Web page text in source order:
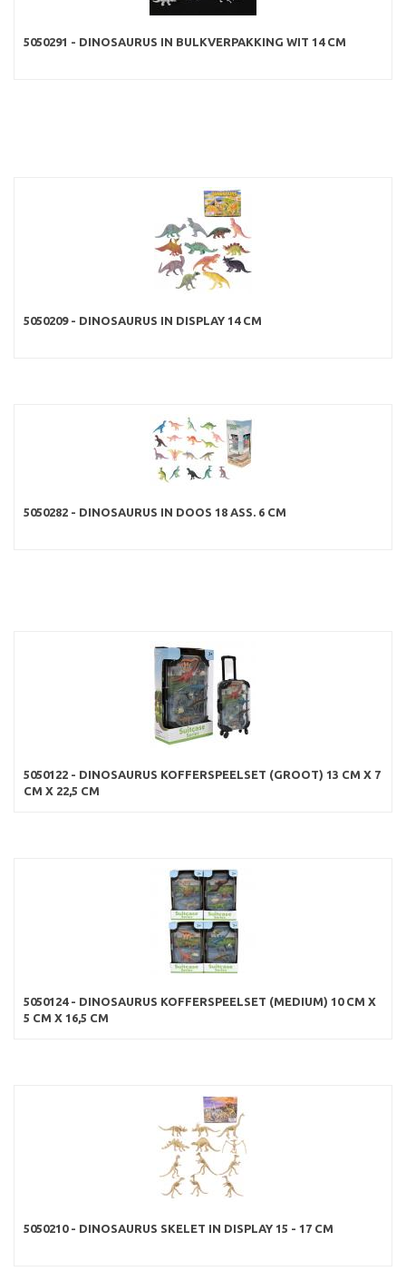
5050291 - DINOSAURUS IN BULKVERPAKKING WIT 14 CM
5050209 - DINOSAURUS IN DISPLAY 14 CM
5050282 - DINOSAURUS IN DOOS 18 ASS. 6 CM
5050122 - DINOSAURUS KOFFERSPEELSET (GROOT) 13 CM X 7
CM X 22,5 CM
5050124 - DINOSAURUS KOFFERSPEELSET (MEDIUM) 10 CM X
5 CM X 16,5 CM
5050210 - DINOSAURUS SKELET IN DISPLAY 15 - 17 CM